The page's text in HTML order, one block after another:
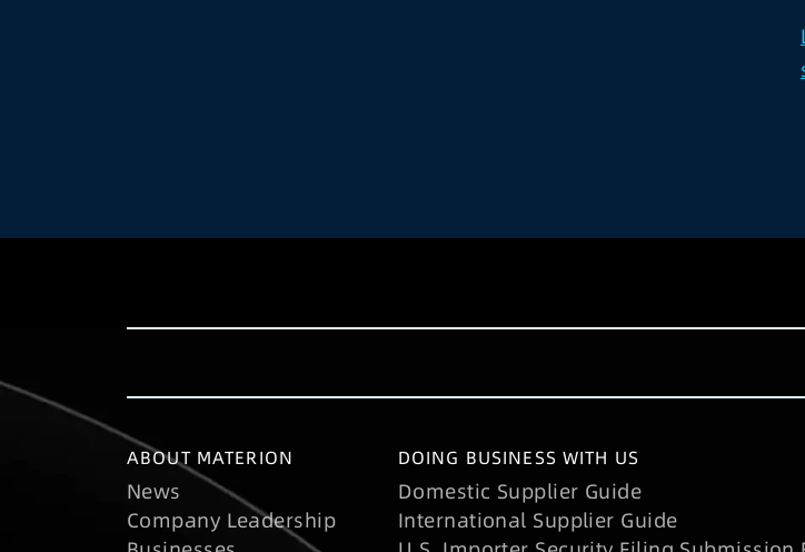
ABOUT MATERION
News
Company Leadership
DOING BUSINESS WITH US
Domestic Supplier Guide
International Supplier Guide